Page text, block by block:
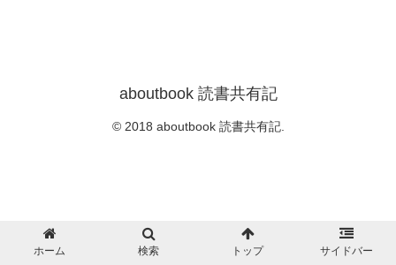
aboutbook 読書共有記
© 2018 aboutbook 読書共有記.
ホーム 検索 トップ サイドバー